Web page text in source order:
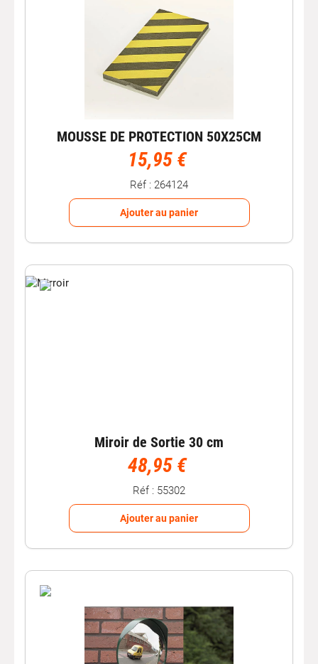
MOUSSE DE PROTECTION 50X25CM
15,95 €
Réf : 264124
Ajouter au panier
Miroir de Sortie 30 cm
48,95 €
Réf : 55302
Ajouter au panier